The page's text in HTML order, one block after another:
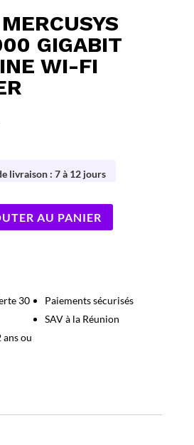
GIGABIT
WI-FI
livraison : 7 à 12 jours
AU PANIER
30
ou
Paiements sécurisés
SAV à la Réunion